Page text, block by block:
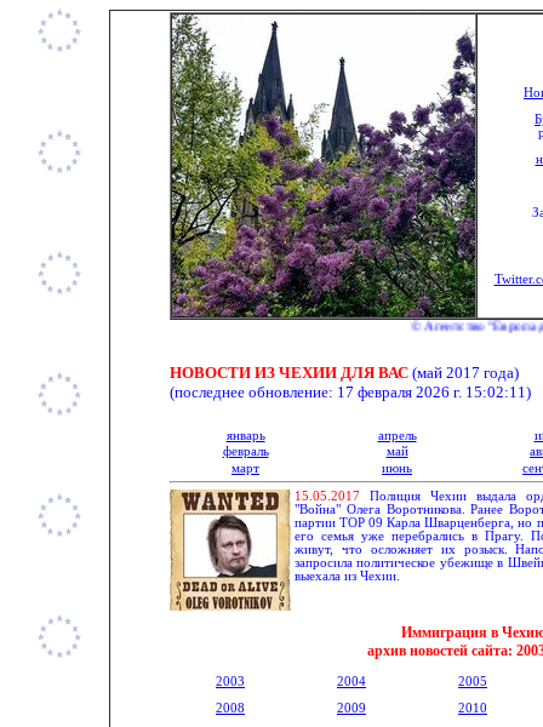
© Агентство "Европа
НОВОСТИ ИЗ ЧЕХИИ ДЛЯ ВАС (май 2017 года)
(последнее обновление: 17 февраля 2026 г. 15:02:11)
январь апрель
февраль
май
март
июнь
15.05.2017
Полиция Чехии выдала
"Война" Олега Воротникова. Ранее
партии ТОР 09 Карла Шварценберга, но
его семья уже перебрались в Прагу.
живут, что осложняет их розыск.
запросила политическое убежище в
выехала из Чехии.
Иммиграция в
архив новостей сайта:
2003 2004
2005
2008
2009
2010